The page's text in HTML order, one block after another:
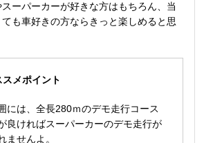
ーパーカーが好きな方はもちろん、当
も車好きの方ならきっと楽しめると思
スメポイント
には、全長280ｍのデモ走行コース
良ければスーパーカーのデモ走行が
ませんよ。